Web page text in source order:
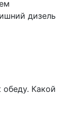
дизель
обеду. Какой